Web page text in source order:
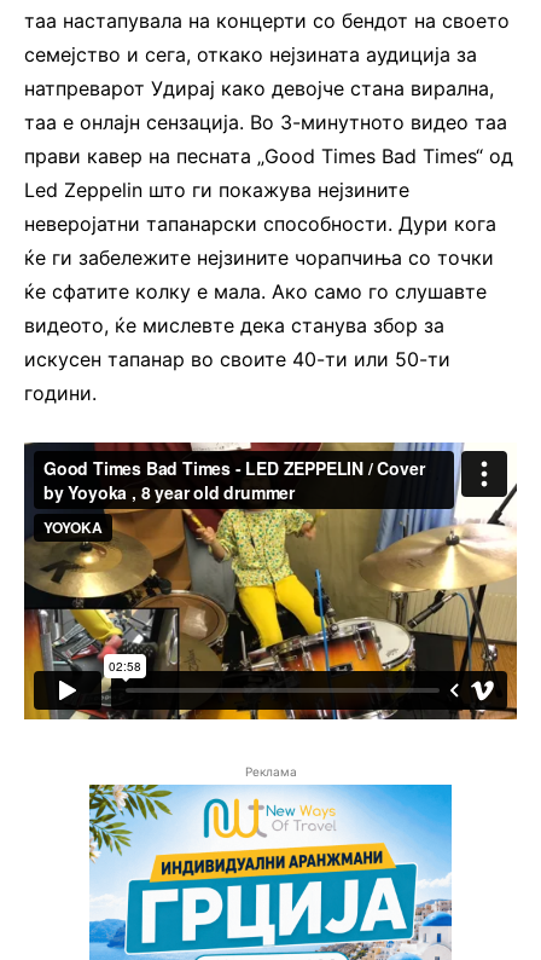
таа настапувала на концерти со бендот на своето
семејство и сега, откако нејзината аудиција за
натпреварот Удирај како девојче стана вирална,
таа е онлајн сензација. Во 3-минутното видео таа
прави кавер на песната „Good Times Bad Times“ од
Led Zeppelin што ги покажува нејзините
неверојатни тапанарски способности. Дури кога
ќе ги забележите нејзините чорапчиња со точки
ќе сфатите колку е мала. Ако само го слушавте
видеото, ќе мислевте дека станува збор за
искусен тапанар во своите 40-ти или 50-ти
години.
Реклама